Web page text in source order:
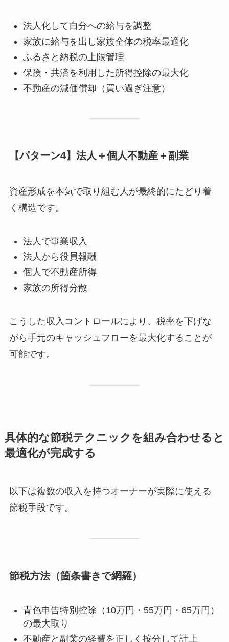
法人化して自分への給与を調整
家族に給与を出し家族全体の税率最適化
ふるさと納税の上限管理
保険・共済を利用した所得控除の最大化
不動産の減価償却（買い過ぎ注意）
【パターン4】法人＋個人不動産＋副業
資産形成を本気で取り組む人が最終的にたどり着
く構造です。
法人で事業収入
法人から役員報酬
個人で不動産所得
家族の所得分散
こうした収入コントロールにより、税率を下げな
がら手元のキャッシュフローを最大化することが
可能です。
具体的な節税テクニックを組み合わせると
最適化が完成する
以下は複数の収入を持つオーナーが実際に使える
節税手段です。
節税方法（箇条書きで網羅）
青色申告特別控除（10万円・55万円・65万円）
の最大取り
不動産と副業の経費を正しく按分して計上